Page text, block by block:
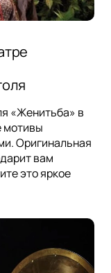
«Женитьба» в
мотивы
Оригинальная
вам
это яркое